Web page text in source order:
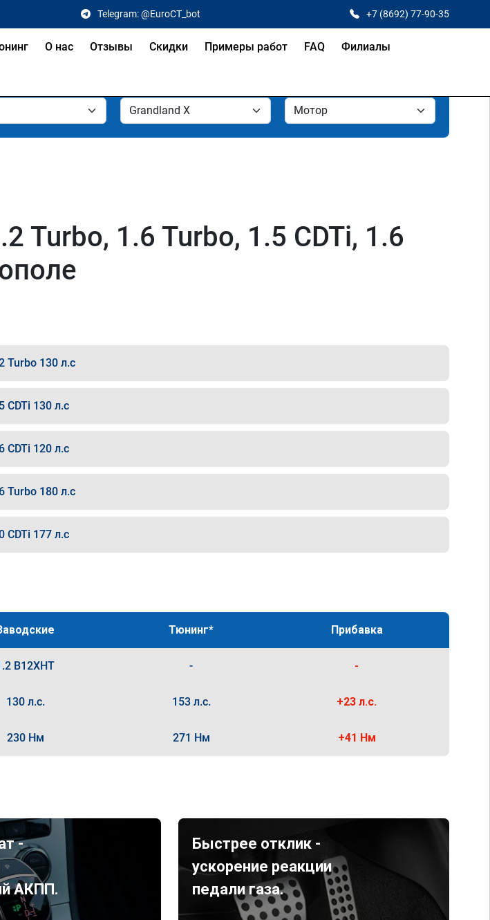
Telegram: @EuroCT_bot +7 (8692) 77-90-35
О нас Отзывы Скидки Примеры работ FAQ Филиалы
Turbo, 1.6 Turbo, 1.5 CDTi, 1.6
Turbo 130 л.с
CDTi 130 л.с
CDTi 120 л.с
Turbo 180 л.с
CDTi 177 л.с
Тюнинг* Прибавка
B12XHT - -
130 л.с. 153 л.с. +23 л.с.
230 Нм 271 Нм +41 Нм
-
АКПП.
Быстрее отклик -
ускорение реакции
педали газа.